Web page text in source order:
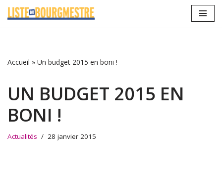
Accueil » Un budget 2015 en boni !
UN BUDGET 2015 EN
BONI !
Actualités 28 janvier 2015